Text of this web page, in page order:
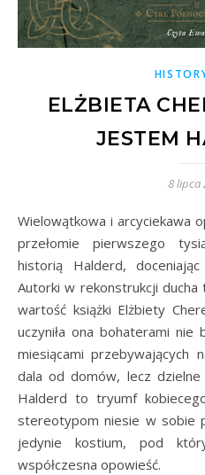
ELŻBIETA
JESTEM
8 lipca
Wielowątkowa i arcyciekawa opowieść o życiu wikingów na
przełomie pierwszego
historią Halderd,
Autorki w rekonstrukcji ducha
wartość książki Elżbiety
uczyniła ona bohaterami nie
miesiącami przebywających
dala od domów, lecz
Halderd to tryumf
stereotypom niesie w sobie
jedynie kostium, pod
współczesna opowieść.